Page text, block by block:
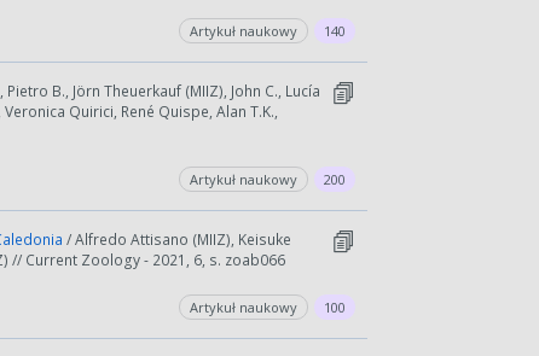
Artykuł naukowy 140
Pietro B., Jörn Theuerkauf (MIIZ), John C., Lucía
Quirici, René Quispe, Alan T.K.,
Artykuł naukowy 200
/ Alfredo Attisano (MIIZ), Keisuke
// Current Zoology - 2021, 6, s. zoab066
Artykuł naukowy 100